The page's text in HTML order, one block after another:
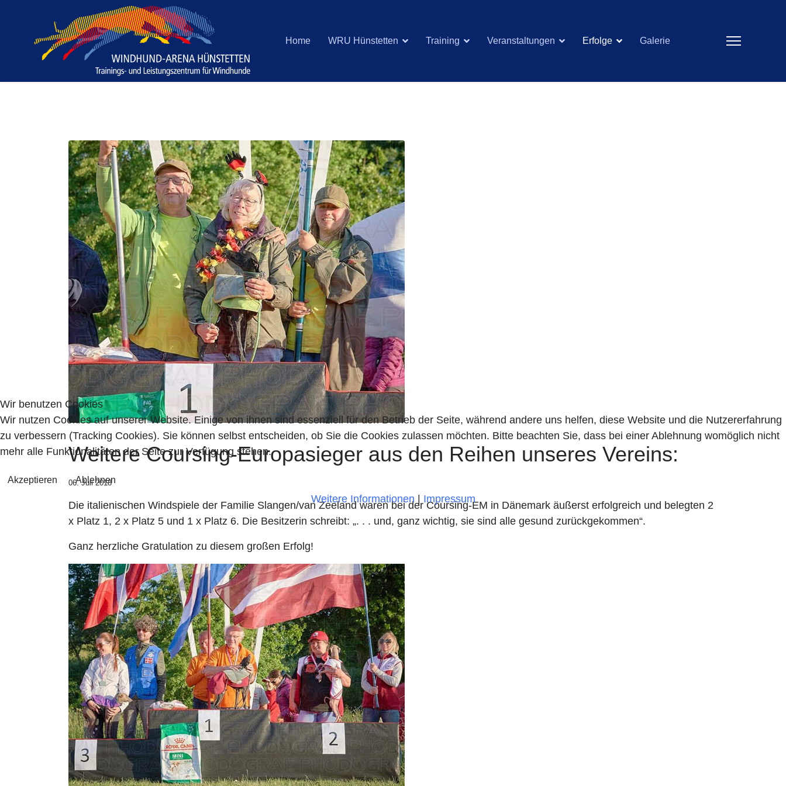
Home WRU Hünstetten Training Veranstaltungen Erfolge Galerie
Weitere Coursing-Europasieger aus den Reihen unseres Vereins:
06. Juli 2018
Die italienischen Windspiele der Familie Slangen/van Zeeland waren bei der Coursing-EM in Dänemark äußerst erfolgreich und belegten 2
x Platz 1, 2 x Platz 5 und 1 x Platz 6. Die Besitzerin schreibt: „. . . und, ganz wichtig, sie sind alle gesund zurückgekommen“.
Ganz herzliche Gratulation zu diesem großen Erfolg!
Wir benutzen Cookies
Wir nutzen Cookies auf unserer Website. Einige von ihnen sind essenziell für den Betrieb der Seite, während andere uns helfen, diese Website und die Nutzererfahrung
zu verbessern (Tracking Cookies). Sie können selbst entscheiden, ob Sie die Cookies zulassen möchten. Bitte beachten Sie, dass bei einer Ablehnung womöglich nicht
mehr alle Funktionalitäten der Seite zur Verfügung stehen.
Akzeptieren Ablehnen
Weitere Informationen Impressum